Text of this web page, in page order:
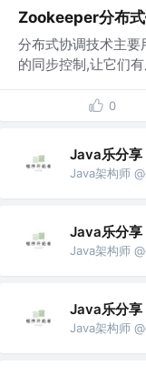
Zookeeper分布
分布式协调技术主要
的同步控制,让它们
0
Java乐分享
Java架构师
Java乐分享
Java架构师
Java乐分享
Java架构师